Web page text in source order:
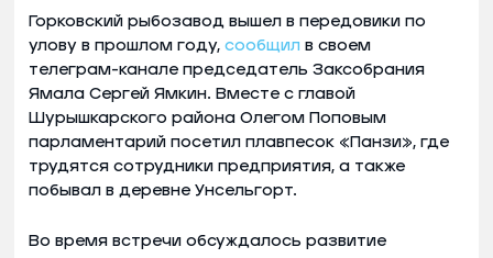
Горковский рыбозавод вышел в передовики по
улову в прошлом году, сообщил в своем
телеграм-канале председатель Заксобрания
Ямала Сергей Ямкин. Вместе с главой
Шурышкарского района Олегом Поповым
парламентарий посетил плавпесок «Панзи», где
трудятся сотрудники предприятия, а также
побывал в деревне Унсельгорт.
Во время встречи обсуждалось развитие